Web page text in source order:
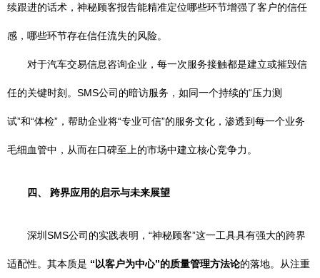
续跟进的话术，神秘顾客报告能精准定位哪些环节增强了客户的信任
感，哪些环节存在信任流失的风险。
对于汽车交易信息咨询企业，每一次服务接触都是建立或摧毁信
任的关键时刻。SMS公司的暗访服务，如同一个持续的“压力测
试”和“体检”，帮助企业将“专业可信”的服务文化，渗透到每一个业务
毛细血管中，从而在口碑至上的市场中建立核心竞争力。
四、 跨界应用的启示与未来展望
深圳SMS公司的实践表明，“神秘顾客”这一工具具有强大的跨界
适配性。其本质是 “以客户为中心”的质量管理方法论的落地。从注重